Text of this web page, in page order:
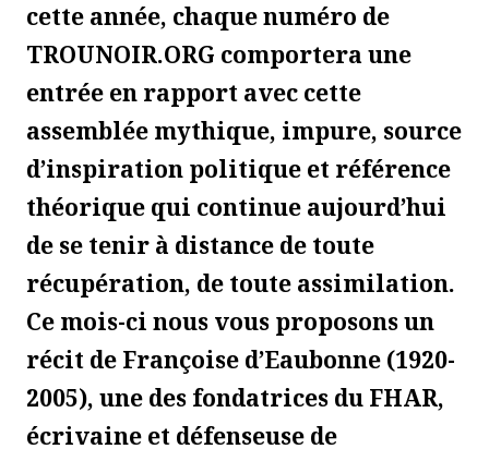
cette année, chaque numéro de
TROUNOIR.ORG comportera une
entrée en rapport avec cette
assemblée mythique, impure, source
d’inspiration politique et référence
théorique qui continue aujourd’hui
de se tenir à distance de toute
récupération, de toute assimilation.
Ce mois-ci nous vous proposons un
récit de Françoise d’Eaubonne (1920-
2005), une des fondatrices du FHAR,
écrivaine et défenseuse de